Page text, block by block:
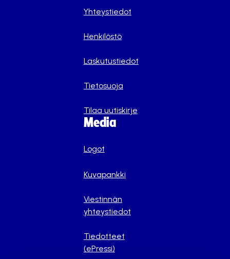
Yhteystiedot
Henkilöstö
Laskutustiedot
Tietosuoja
Tilaa uutiskirje
Media
Logot
Kuvapankki
Viestinnän
yhteystiedot
Tiedotteet
(ePressi)